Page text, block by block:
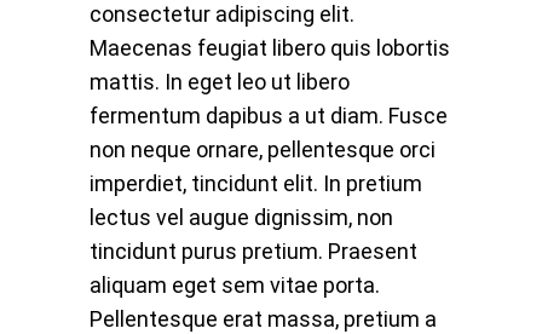
consectetur adipiscing elit.
Maecenas feugiat libero quis lobortis
mattis. In eget leo ut libero
fermentum dapibus a ut diam. Fusce
non neque ornare, pellentesque orci
imperdiet, tincidunt elit. In pretium
lectus vel augue dignissim, non
tincidunt purus pretium. Praesent
aliquam eget sem vitae porta.
Pellentesque erat massa, pretium a